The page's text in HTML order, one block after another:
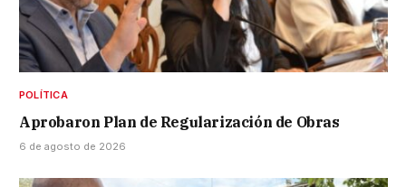
POLÍTICA
Aprobaron Plan de Regularización de Obras
6 de agosto de 2026